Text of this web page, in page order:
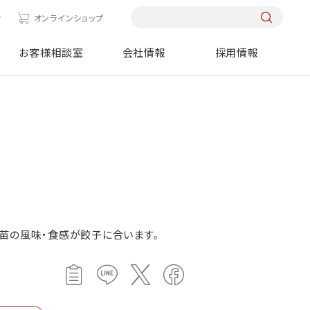
オンラインショップ
お客様相談室 会社情報 採用情報
の風味・食感が餃子に合います。